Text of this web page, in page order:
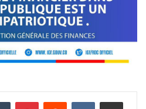
Tumblr PinterestReddit VKontaktePartager par email